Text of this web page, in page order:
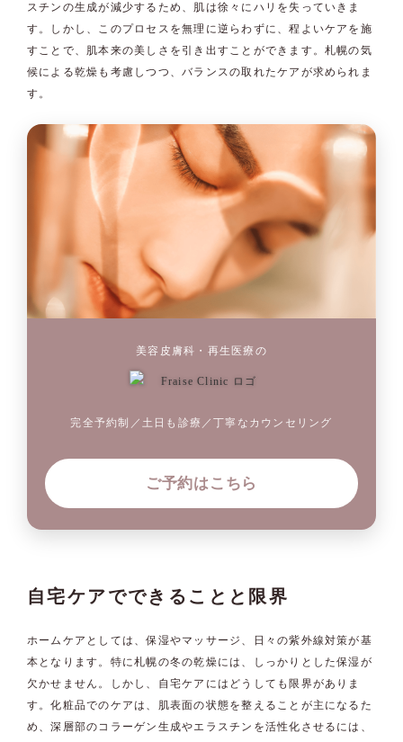
スチンの生成が減少するため、肌は徐々にハリを失っていきま
す。しかし、このプロセスを無理に逆らわずに、程よいケアを施
すことで、肌本来の美しさを引き出すことができます。札幌の気
候による乾燥も考慮しつつ、バランスの取れたケアが求められま
す。
美容皮膚科・再生医療の
完全予約制／土日も診療／丁寧なカウンセリング
ご予約はこちら
自宅ケアでできることと限界
ホームケアとしては、保湿やマッサージ、日々の紫外線対策が基
本となります。特に札幌の冬の乾燥には、しっかりとした保湿が
欠かせません。しかし、自宅ケアにはどうしても限界がありま
す。化粧品でのケアは、肌表面の状態を整えることが主になるた
め、深層部のコラーゲン生成やエラスチンを活性化させるには、